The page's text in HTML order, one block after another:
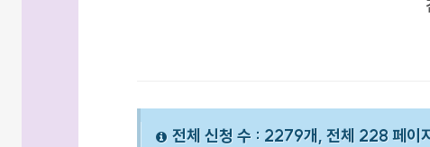
전체 신청 수 : 2279개, 전체 228 페이